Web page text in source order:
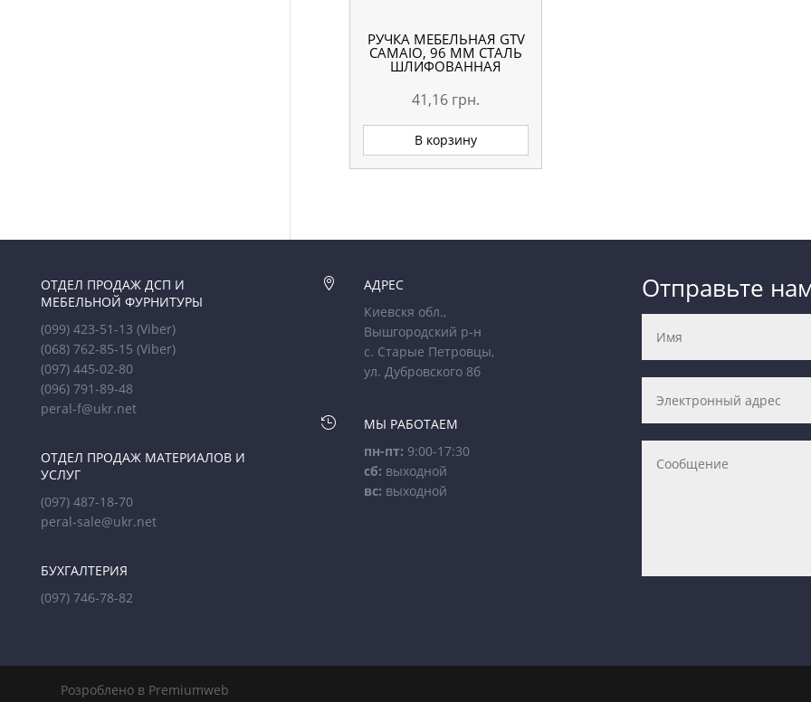
РУЧКА МЕБЕЛЬНАЯ GTV
CAMAIO, 96 ММ СТАЛЬ
ШЛИФОВАННАЯ
41,16 грн.
В корзину
ОТДЕЛ ПРОДАЖ ДСП И
МЕБЕЛЬНОЙ ФУРНИТУРЫ
(099) 423-51-13(Viber)
(068) 762-85-15(Viber)
(097) 445-02-80
(096) 791-89-48
peral-f@ukr.net
ОТДЕЛ ПРОДАЖ МАТЕРИАЛОВ И
УСЛУГ
(097) 487-18-70
peral-sale@ukr.net
БУХГАЛТЕРИЯ
(097) 746-78-82

АДРЕС
Киевскя обл.,
Вышгородский р-н
с. Старые Петровцы,
ул. Дубровского 8б

МЫ РАБОТАЕМ
пн-пт: 9:00-17:30
сб: выходной
вс: выходной
Отправьте
Розроблено в Premiumweb